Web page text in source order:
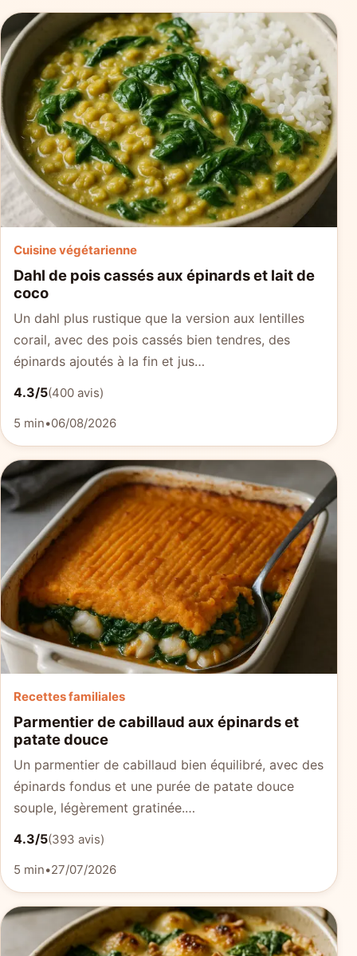
Cuisine végétarienne
Dahl de pois cassés aux épinards et lait de
coco
Un dahl plus rustique que la version aux lentilles
corail, avec des pois cassés bien tendres, des
épinards ajoutés à la fin et jus…
4.3/5(400 avis)
5 min•06/08/2026
Recettes familiales
Parmentier de cabillaud aux épinards et
patate douce
Un parmentier de cabillaud bien équilibré, avec des
épinards fondus et une purée de patate douce
souple, légèrement gratinée.…
4.3/5(393 avis)
5 min•27/07/2026